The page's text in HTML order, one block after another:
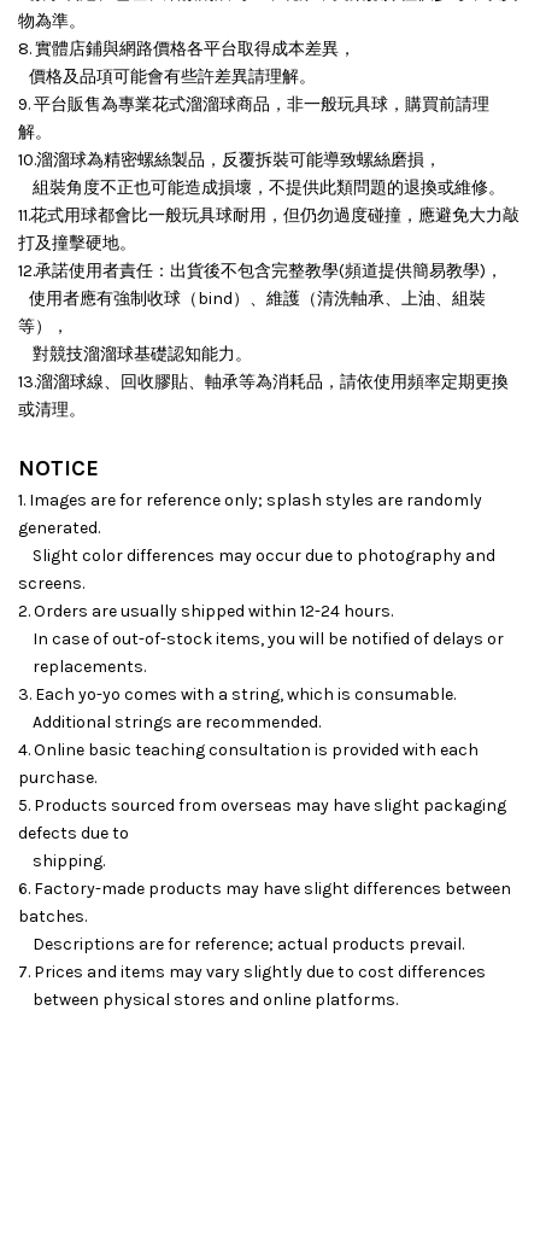
物為準。
8. 實體店鋪與網路價格各平台取得成本差異，
價格及品項可能會有些許差異請理解。
9. 平台販售為專業花式溜溜球商品，非一般玩具球，購買前請理
解。
10.溜溜球為精密螺絲製品，反覆拆裝可能導致螺絲磨損，
組裝角度不正也可能造成損壞， 不提供此類問題的退換或維修。
11.花式用球都會比一般玩具球耐用，但仍勿過度碰撞，應避免大力敲
打及撞擊硬地。
12.承諾使用者責任：出貨後不包含完整教學(頻道提供簡易教學)，
使用者應有強制收球（bind）、維護（清洗軸承、上油、組裝
等），
對競技溜溜球基礎認知能力。
13.溜溜球線、回收膠貼、軸承等為消耗品，請依使用頻率定期更換
或清理。
NOTICE
1. Images are for reference only; splash styles are randomly
generated.
Slight color differences may occur due to photography and
screens.
2. Orders are usually shipped within 12-24 hours.
In case of out-of-stock items, you will be notified of delays or
replacements.
3. Each yo-yo comes with a string, which is consumable.
Additional strings are recommended.
4. Online basic teaching consultation is provided with each
purchase.
5. Products sourced from overseas may have slight packaging
defects due to
shipping.
6. Factory-made products may have slight differences between
batches.
Descriptions are for reference; actual products prevail.
7. Prices and items may vary slightly due to cost differences
between physical stores and online platforms.